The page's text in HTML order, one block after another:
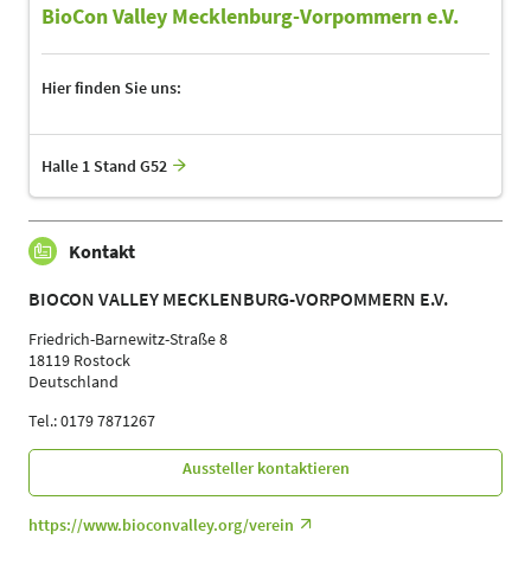
BioCon Valley Mecklenburg-Vorpommern e.V.
Hier finden Sie uns:
Halle 1 Stand G52
Kontakt
BIOCON VALLEY MECKLENBURG-VORPOMMERN E.V.
Friedrich-Barnewitz-Straße 8
18119 Rostock
Deutschland
Tel.: 0179 7871267
Aussteller kontaktieren
https://www.bioconvalley.org/verein